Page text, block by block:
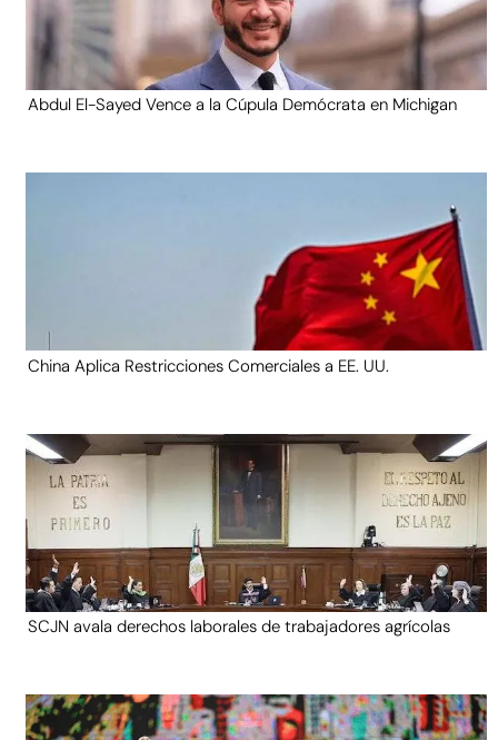
Abdul El-Sayed Vence a la Cúpula Demócrata en Michigan
China Aplica Restricciones Comerciales a EE. UU.
SCJN avala derechos laborales de trabajadores agrícolas